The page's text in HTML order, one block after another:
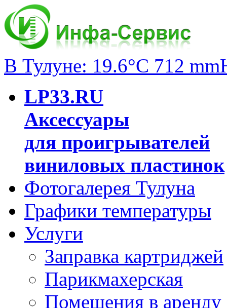
В Тулуне: 19.6°C 712
LP33.RU
Аксессуары
для проигрывателей
виниловых пластинок
Фотогалерея Тулуна
Графики температуры
Услуги
Заправка картриджей
Парикмахерская
Помещения в аренду